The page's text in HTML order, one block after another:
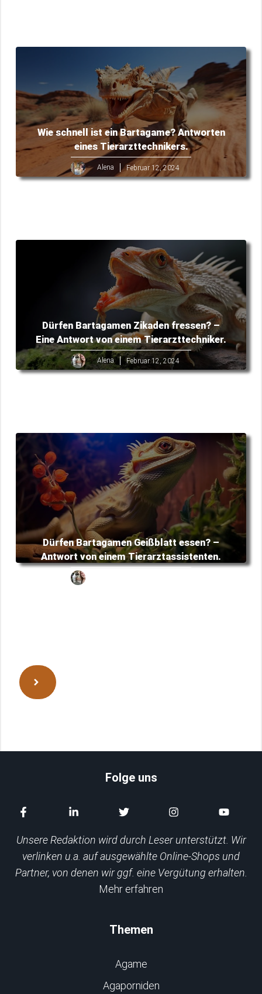
Wie schnell ist ein Bartagame? Antworten
eines Tierarzttechnikers.
Alena Februar 12, 2024
Dürfen Bartagamen Zikaden fressen? –
Eine Antwort von einem Tierarzttechniker.
Alena Februar 12, 2024
Dürfen Bartagamen Geißblatt essen? –
Antwort von einem Tierarztassistenten.
Folge uns
Unsere Redaktion wird durch Leser unterstützt. Wir
verlinken u.a. auf ausgewählte Online-Shops und
Partner, von denen wir ggf. eine Vergütung erhalten.
Mehr erfahren
Themen
Agame
Agaporniden